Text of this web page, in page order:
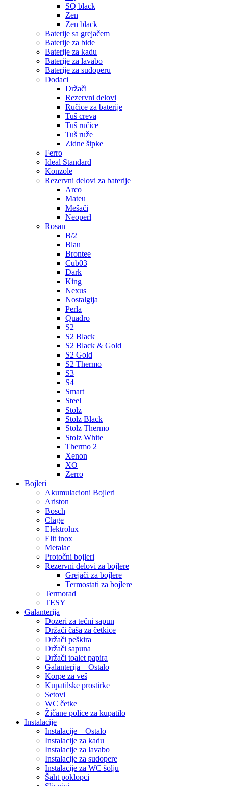
SQ black
Zen
Zen black
Baterije sa grejačem
Baterije za bide
Baterije za kadu
Baterije za lavabo
Baterije za sudoperu
Dodaci
Držači
Rezervni delovi
Ručice za baterije
Tuš creva
Tuš ručice
Tuš ruže
Zidne šipke
Ferro
Ideal Standard
Konzole
Rezervni delovi za baterije
Arco
Mateu
Mešači
Neoperl
Rosan
B/2
Blau
Brontee
Cub03
Dark
King
Nexus
Nostalgija
Perla
Quadro
S2
S2 Black
S2 Black & Gold
S2 Gold
S2 Thermo
S3
S4
Smart
Steel
Stolz
Stolz Black
Stolz Thermo
Stolz White
Thermo 2
Xenon
XO
Zerro
Bojleri
Akumulacioni Bojleri
Ariston
Bosch
Clage
Elektrolux
Elit inox
Metalac
Protočni bojleri
Rezervni delovi za bojlere
Grejači za bojlere
Termostati za bojlere
Termorad
TESY
Galanterija
Dozeri za tečni sapun
Držači čaša za četkice
Držači peškira
Držači sapuna
Držači toalet papira
Galanterija – Ostalo
Korpe za veš
Kupatilske prostirke
Setovi
WC četke
Žičane police za kupatilo
Instalacije
Instalacije – Ostalo
Instalacije za kadu
Instalacije za lavabo
Instalacije za sudopere
Instalacije za WC šolju
Šaht poklopci